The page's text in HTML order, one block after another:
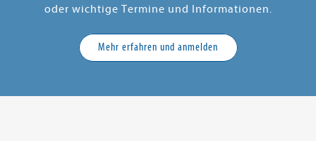
oder wichtige Termine und Informationen.
Mehr erfahren und anmelden